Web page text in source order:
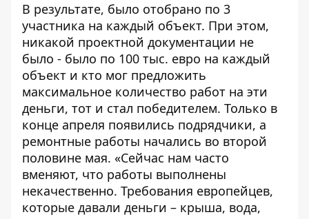
В результате, было отобрано по 3
участника на каждый объект. При этом,
никакой проектной документации не
было - было по 100 тыс. евро на каждый
объект и кто мог предложить
максимальное количество работ на эти
деньги, тот и стал победителем. Только в
конце апреля появились подрядчики, а
ремонтные работы начались во второй
половине мая. «Сейчас нам часто
вменяют, что работы выполнены
некачественно. Требования европейцев,
которые давали деньги – крыша, вода,